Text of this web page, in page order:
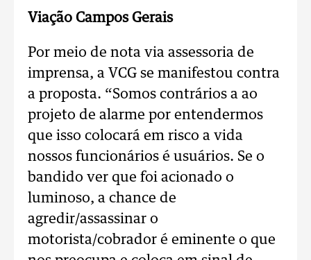
Viação Campos Gerais
Por meio de nota via assessoria de
imprensa, a VCG se manifestou contra
a proposta. “Somos contrários a ao
projeto de alarme por entendermos
que isso colocará em risco a vida
nossos funcionários é usuários. Se o
bandido ver que foi acionado o
luminoso, a chance de
agredir/assassinar o
motorista/cobrador é eminente o que